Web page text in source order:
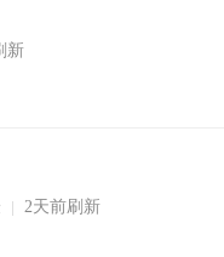
新
2天前刷新